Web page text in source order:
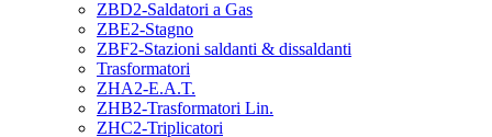
ZBD2-Saldatori a Gas
ZBE2-Stagno
ZBF2-Stazioni saldanti & dissaldanti
Trasformatori
ZHA2-E.A.T.
ZHB2-Trasformatori Lin.
ZHC2-Triplicatori